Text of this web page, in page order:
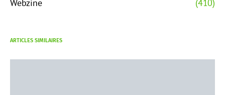
Webzine (410)
ARTICLES SIMILAIRES